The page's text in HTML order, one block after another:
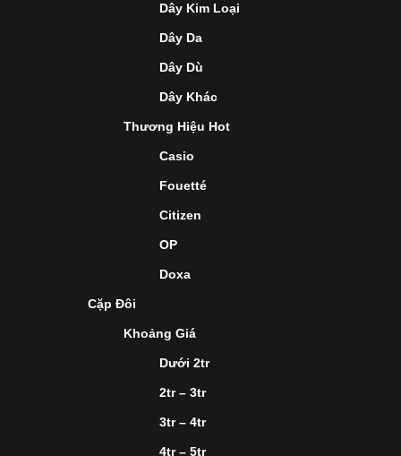
Dây Kim Loại
Dây Da
Dây Dù
Dây Khác
Thương Hiệu Hot
Casio
Fouetté
Citizen
OP
Doxa
Cặp Đôi
Khoảng Giá
Dưới 2tr
2tr – 3tr
3tr – 4tr
4tr – 5tr